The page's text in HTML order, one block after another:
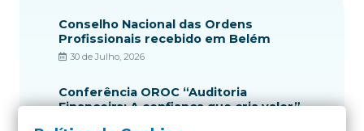
Conselho Nacional das Ordens
Profissionais recebido em Belém
30 de Julho, 2026
Conferência OROC “Auditoria
Financeira: A confiança que cria valor”